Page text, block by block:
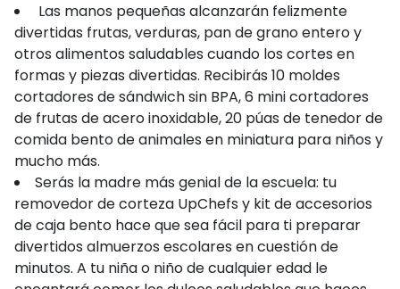
Las manos pequeñas alcanzarán felizmente
divertidas frutas, verduras, pan de grano entero y
otros alimentos saludables cuando los cortes en
formas y piezas divertidas. Recibirás 10 moldes
cortadores de sándwich sin BPA, 6 mini cortadores
de frutas de acero inoxidable, 20 púas de tenedor de
comida bento de animales en miniatura para niños y
mucho más.
Serás la madre más genial de la escuela: tu
removedor de corteza UpChefs y kit de accesorios
de caja bento hace que sea fácil para ti preparar
divertidos almuerzos escolares en cuestión de
minutos. A tu niña o niño de cualquier edad le